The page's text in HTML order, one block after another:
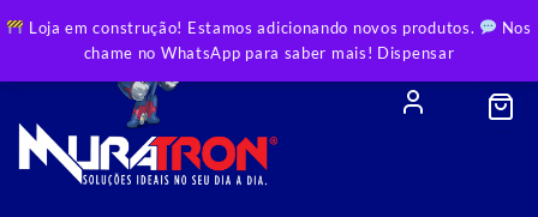
Loja em construção! Estamos adicionando novos produtos.
Nos
chame no WhatsApp para saber mais! Dispensar
to